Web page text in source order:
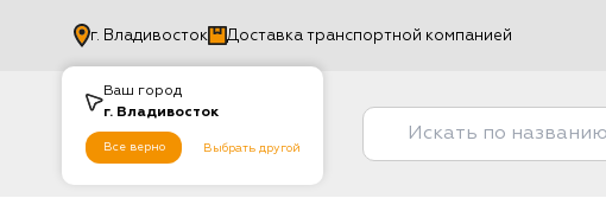
Ваш город
г. Владивосток
Все верно Выбрать другой
г. Владивосток Доставка транспортной компанией